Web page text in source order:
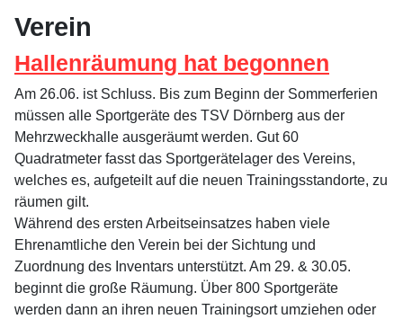
Verein
Hallenräumung hat begonnen
Am 26.06. ist Schluss. Bis zum Beginn der Sommerferien
müssen alle Sportgeräte des TSV Dörnberg aus der
Mehrzweckhalle ausgeräumt werden. Gut 60
Quadratmeter fasst das Sportgerätelager des Vereins,
welches es, aufgeteilt auf die neuen Trainingsstandorte, zu
räumen gilt.
Während des ersten Arbeitseinsatzes haben viele
Ehrenamtliche den Verein bei der Sichtung und
Zuordnung des Inventars unterstützt. Am 29. & 30.05.
beginnt die große Räumung. Über 800 Sportgeräte
werden dann an ihren neuen Trainingsort umziehen oder